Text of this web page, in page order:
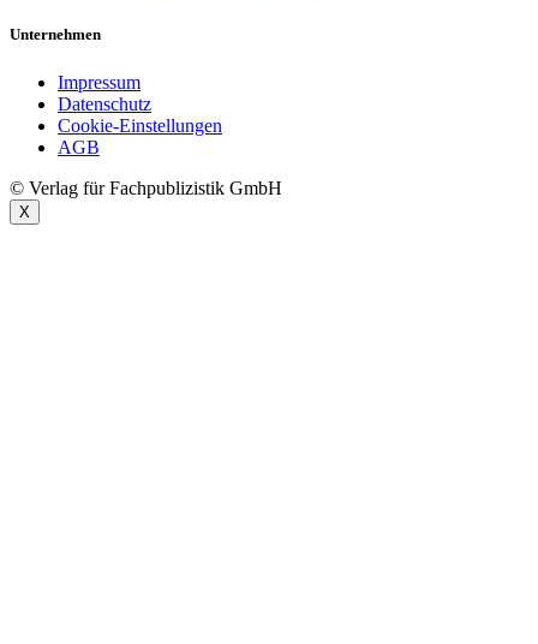
Unternehmen
Impressum
Datenschutz
Cookie-Einstellungen
AGB
© Verlag für Fachpublizistik GmbH
X